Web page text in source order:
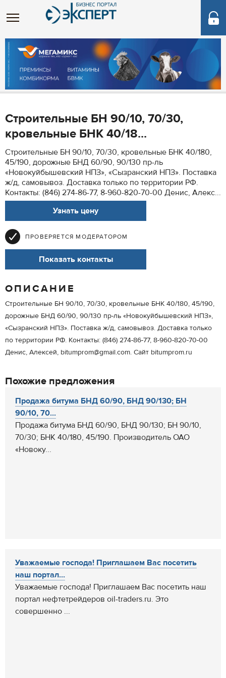
Строительные БН 90/10, 70/30,
кровельные БНК 40/18...
Строительные БН 90/10, 70/30, кровельные БНК 40/180,
45/190, дорожные БНД 60/90, 90/130 пр-ль
«Новокуйбышевский НПЗ», «Сызранский НПЗ». Поставка
ж/д, самовывоз. Доставка только по территории РФ.
Контакты: (846) 274-86-77, 8-960-820-70-00 Денис, Алекс...
Узнать цену
ПРОВЕРЯЕТСЯ МОДЕРАТОРОМ
Показать контакты
ОПИСАНИЕ
Строительные БН 90/10, 70/30, кровельные БНК 40/180, 45/190,
дорожные БНД 60/90, 90/130 пр-ль «Новокуйбышевский НПЗ»,
«Сызранский НПЗ». Поставка ж/д, самовывоз. Доставка только
по территории РФ. Контакты: (846) 274-86-77, 8-960-820-70-00
Денис, Алексей, bitumprom@gmail.com. Сайт bitumprom.ru
Похожие предложения
Продажа битума БНД 60/90, БНД 90/130; БН
90/10, 70...
Продажа битума БНД 60/90, БНД 90/130; БН 90/10,
70/30; БНК 40/180, 45/190. Производитель ОАО
«Новоку...
Уважаемые господа! Приглашаем Вас посетить
наш портал...
Уважаемые господа! Приглашаем Вас посетить наш
портал нефтетрейдеров oil-traders.ru. Это
совершенно ...